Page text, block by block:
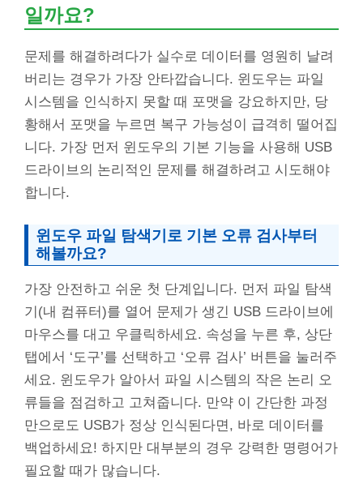
일까요?
문제를 해결하려다가 실수로 데이터를 영원히 날려
버리는 경우가 가장 안타깝습니다. 윈도우는 파일
시스템을 인식하지 못할 때 포맷을 강요하지만, 당
황해서 포맷을 누르면 복구 가능성이 급격히 떨어집
니다. 가장 먼저 윈도우의 기본 기능을 사용해 USB
드라이브의 논리적인 문제를 해결하려고 시도해야
합니다.
윈도우 파일 탐색기로 기본 오류 검사부터
해볼까요?
가장 안전하고 쉬운 첫 단계입니다. 먼저 파일 탐색
기(내 컴퓨터)를 열어 문제가 생긴 USB 드라이브에
마우스를 대고 우클릭하세요. 속성을 누른 후, 상단
탭에서 ‘도구’를 선택하고 ‘오류 검사’ 버튼을 눌러주
세요. 윈도우가 알아서 파일 시스템의 작은 논리 오
류들을 점검하고 고쳐줍니다. 만약 이 간단한 과정
만으로도 USB가 정상 인식된다면, 바로 데이터를
백업하세요! 하지만 대부분의 경우 강력한 명령어가
필요할 때가 많습니다.